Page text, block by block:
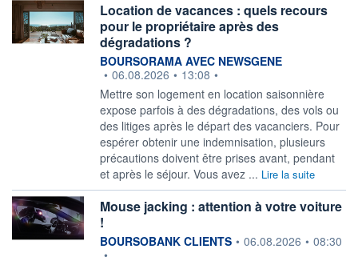
Location de vacances : quels recours
pour le propriétaire après des
dégradations ?
information fournie par
BOURSORAMA AVEC NEWSGENE
• 06.08.2026 • 13:08 •
Mettre son logement en location saisonnière
expose parfois à des dégradations, des vols ou
des litiges après le départ des vacanciers. Pour
espérer obtenir une indemnisation, plusieurs
précautions doivent être prises avant, pendant
et après le séjour. Vous avez ... Lire la suite
Mouse jacking : attention à votre voiture
!
information fournie par
BOURSOBANK CLIENTS • 06.08.2026 • 08:30
•